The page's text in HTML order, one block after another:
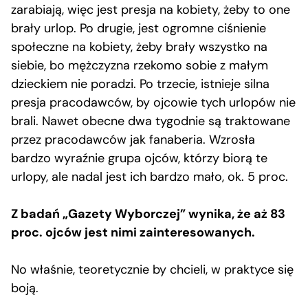
zarabiają, więc jest presja na kobiety, żeby to one
brały urlop. Po drugie, jest ogromne ciśnienie
społeczne na kobiety, żeby brały wszystko na
siebie, bo mężczyzna rzekomo sobie z małym
dzieckiem nie poradzi. Po trzecie, istnieje silna
presja pracodawców, by ojcowie tych urlopów nie
brali. Nawet obecne dwa tygodnie są traktowane
przez pracodawców jak fanaberia. Wzrosła
bardzo wyraźnie grupa ojców, którzy biorą te
urlopy, ale nadal jest ich bardzo mało, ok. 5 proc.
Z badań „Gazety Wyborczej” wynika, że aż 83
proc. ojców jest nimi zainteresowanych.
No właśnie, teoretycznie by chcieli, w praktyce się
boją.